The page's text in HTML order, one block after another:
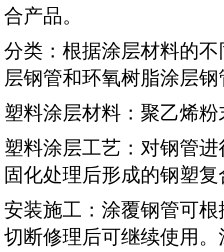
合产品。
分类：根据涂层材料的
层钢管和环氧树脂涂层钢
塑料涂层材料：聚乙烯
塑料涂层工艺：对钢管
固化处理后形成的钢塑
安装施工：涂覆钢管可
切断修理后可继续使用